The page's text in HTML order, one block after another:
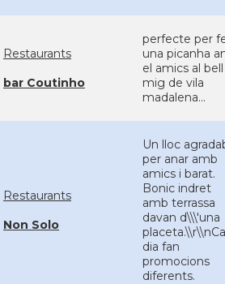
Restaurants
bar Coutinho
perfecte per
una picanha
el amics al bell
mig de vila
madalena...
Restaurants
Non Solo
Un lloc
per anar amb
amics i barat.
Bonic indret
amb terrassa
davan d\\\'una
dia fan
promocions
diferents.